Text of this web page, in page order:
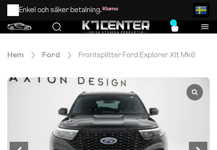
Enkel och säker betalning.
0
Hem Ford Frontsplitter Ford Explorer Xlt Mk6